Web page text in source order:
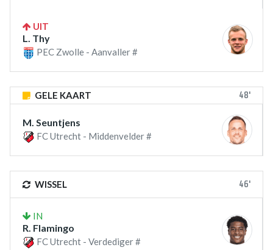
UIT
L. Thy
PEC Zwolle - Aanvaller #
GELE KAART 48'
M. Seuntjens
FC Utrecht - Middenvelder #
WISSEL 46'
IN
R. Flamingo
FC Utrecht - Verdediger #